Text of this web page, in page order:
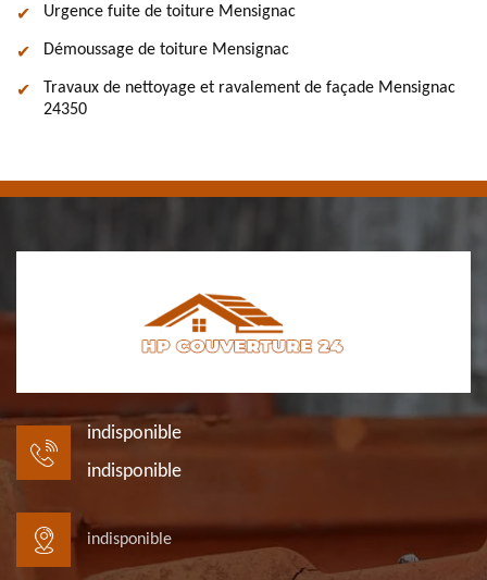
Urgence fuite de toiture Mensignac
Démoussage de toiture Mensignac
Travaux de nettoyage et ravalement de façade Mensignac
24350
indisponible
indisponible
indisponible